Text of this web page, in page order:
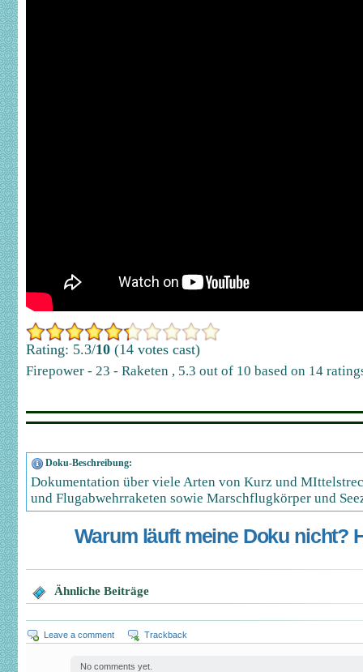
Rating: 5.3/10 (14 votes cast)
Firepower - 23 - Raketen , 5.3 out of 10 based on 14
Doku-Beschreibung:
Dokumentation über viele Arten von Kurz und
und Flugabwehrraketen sowie Marschflugkörper und
Warum läuft meine Doku nicht?
Ähnliche Beiträge
Leave a comment Trackback
No comments yet.